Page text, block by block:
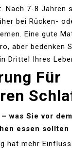
Nach 7-8 Jahren
bei Rücken-
Eine gute
aber bedenken
Drittel Ihres
Für
was Sie vor dem
essen sollten
hat mehr